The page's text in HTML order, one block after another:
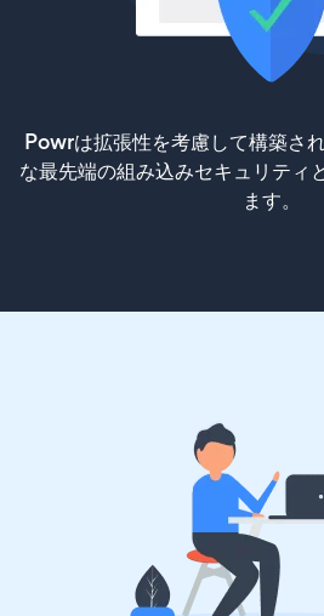
Powrは拡張性を考慮して構築さ
な最先端の組み込みセキュリティ
ます。